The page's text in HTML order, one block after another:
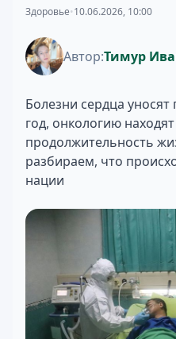
Здоровье•10.06.2026, 10:00
Автор:Тимур
Болезни сердца
год, онкологию
продолжительность
разбираем, что
нации